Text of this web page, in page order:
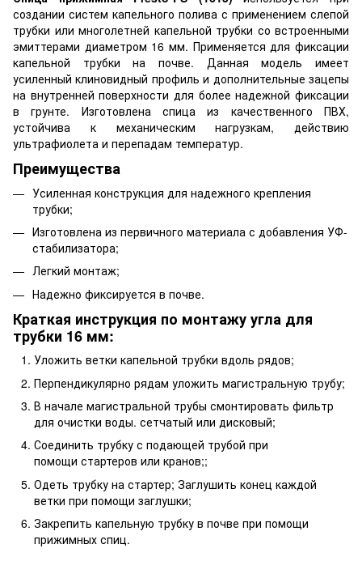
создании систем капельного полива с применением слепой
трубки или многолетней капельной трубки со встроенными
эмиттерами диаметром 16 мм. Применяется для фиксации
капельной трубки на почве. Данная модель имеет
усиленный клиновидный профиль и дополнительные зацепы
на внутренней поверхности для более надежной фиксации
в грунте. Изготовлена спица из качественного ПВХ,
устойчива к механическим нагрузкам, действию
ультрафиолета и перепадам температур.
Преимущества
Усиленная конструкция для надежного крепления
трубки;
Изготовлена из первичного материала с добавления УФ-
стабилизатора;
Легкий монтаж;
Надежно фиксируется в почве.
Краткая инструкция по монтажу угла для
трубки 16 мм:
Уложить ветки капельной трубки вдоль рядов;
Перпендикулярно рядам уложить магистральную трубу;
В начале магистральной трубы смонтировать фильтр
для очистки воды. сетчатый или дисковый;
Соединить трубку с подающей трубой при
помощи стартеров или кранов;;
Одеть трубку на стартер; Заглушить конец каждой
ветки при помощи заглушки;
Закрепить капельную трубку в почве при помощи
прижимных спиц.